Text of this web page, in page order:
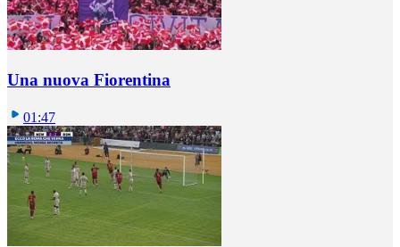
Una nuova Fiorentina
01:47